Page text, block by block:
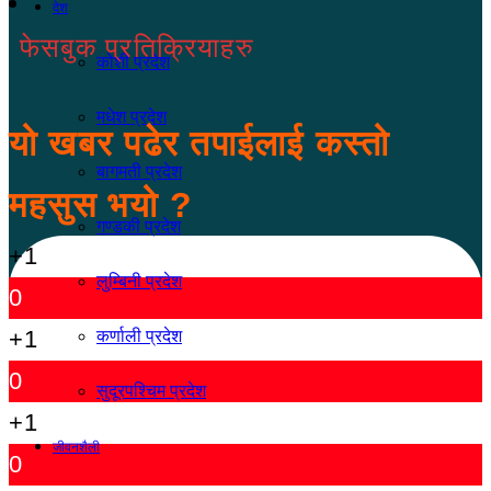
देश
कोशी प्रदेश
मधेश प्रदेश
बागमती प्रदेश
गण्डकी प्रदेश
लुम्बिनी प्रदेश
कर्णाली प्रदेश
सुदूरपश्चिम प्रदेश
जीवनशैली
फेसबुक प्रतिक्रियाहरु
यो खबर पढेर तपाईलाई कस्तो
महसुस भयो ?
+1
0
+1
0
+1
0